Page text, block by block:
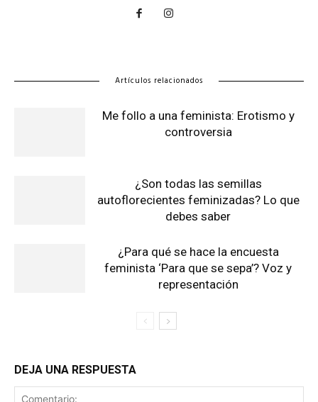
Artículos relacionados
Me follo a una feminista: Erotismo y
controversia
¿Son todas las semillas
autoflorecientes feminizadas? Lo que
debes saber
¿Para qué se hace la encuesta
feminista ‘Para que se sepa’? Voz y
representación
DEJA UNA RESPUESTA